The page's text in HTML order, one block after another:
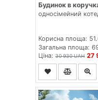
Будинок в
односімейний
Корисна площа:
Загальна площа:
Ціна: 30 930 UAH 27